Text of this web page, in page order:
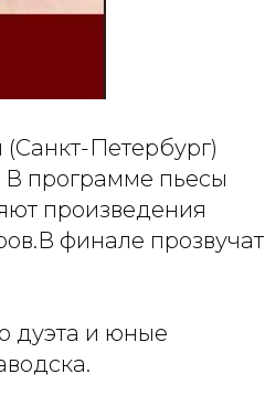
Петербург)
В программе пьесы
произведения
финале прозвучат
дуэта и юные